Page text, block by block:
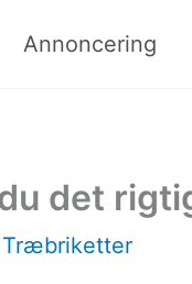
Annoncering
det
Træbriketter